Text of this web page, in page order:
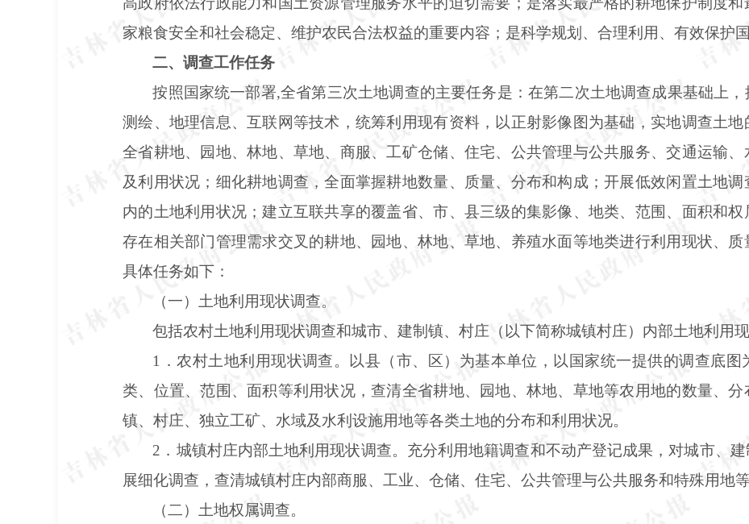
家粮食安全和社会稳定、维护农民合法权益的重要内容；是科学规划、合理利用、有效保护
二、调查工作任务
按照国家统一部署,全省第三次土地调查的主要任务是：在第二次土地调查成果基础上，
测绘、地理信息、互联网等技术，统筹利用现有资料，以正射影像图为基础，实地调查土
全省耕地、园地、林地、草地、商服、工矿仓储、住宅、公共管理与公共服务、交通运输
及利用状况；细化耕地调查，全面掌握耕地数量、质量、分布和构成；开展低效闲置土地
内的土地利用状况；建立互联共享的覆盖省、市、县三级的集影像、地类、范围、面积和
存在相关部门管理需求交叉的耕地、园地、林地、草地、养殖水面等地类进行利用现状、质
具体任务如下：
（一）土地利用现状调查。
包括农村土地利用现状调查和城市、建制镇、村庄（以下简称城镇村庄）内部土地利用现
1．农村土地利用现状调查。以县（市、区）为基本单位，以国家统一提供的调查底
类、位置、范围、面积等利用状况，查清全省耕地、园地、林地、草地等农用地的数量、分
镇、村庄、独立工矿、水域及水利设施用地等各类土地的分布和利用状况。
2．城镇村庄内部土地利用现状调查。充分利用地籍调查和不动产登记成果，对城市、
展细化调查，查清城镇村庄内部商服、工业、仓储、住宅、公共管理与公共服务和特殊用地
（二）土地权属调查。